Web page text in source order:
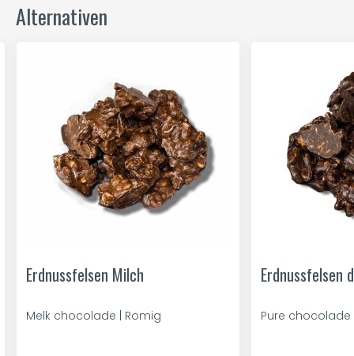
Alternativen
Erdnussfelsen Milch
Melk chocolade | Romig
Erdnussfelsen
Pure chocolade